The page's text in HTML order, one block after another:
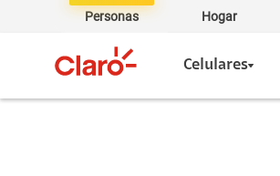
Personas Hogar
Celulares